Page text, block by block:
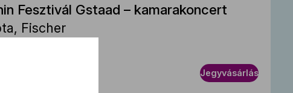
Fesztivál Gstaad – kamarakoncert
Fischer
Jegyvásárlás